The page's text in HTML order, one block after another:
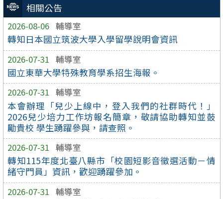
相關公告
2026-08-06 輔導室
轉知日本國立筑波大學入學留學說明會資訊
2026-07-31 輔導室
國立東華大學特殊教育學系招生海報。
2026-07-31 輔導室
本會辦理「兒少上線中，登入我們的社群時代！」
2026兒少培力工作坊報名簡章，敬請協助轉知並鼓
勵貴校 學生踴躍參與，請查照。
2026-07-31 輔導室
轉知115年度北臺八縣市「校園短影音徵選活動－情
緒守門員」資訊，歡迎踴躍參加。
2026-07-31 輔導室